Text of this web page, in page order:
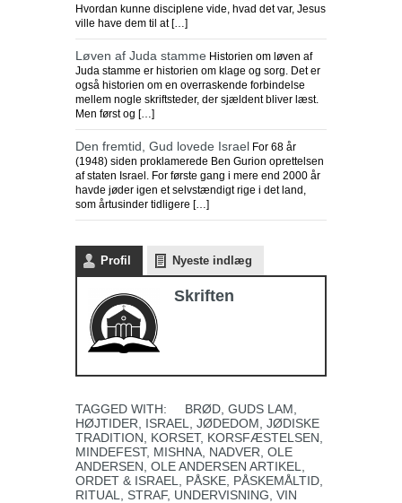
Hvordan kunne disciplene vide, hvad det var, Jesus
ville have dem til at […]
Løven af Juda stamme Historien om løven af
Juda stamme er historien om klage og sorg. Det er
også historien om en overraskende forbindelse
mellem nogle skriftsteder, der sjældent bliver læst.
Men først og […]
Den fremtid, Gud lovede Israel For 68 år
(1948) siden proklamerede Ben Gurion oprettelsen
af staten Israel. For første gang i mere end 2000 år
havde jøder igen et selvstændigt rige i det land,
som årtusinder tidligere […]
Profil Nyeste indlæg
Skriften
TAGGED WITH: BRØD GUDS LAM
HØJTIDER
ISRAEL JØDEDOM JØDISKE
TRADITION
KORSET, KORSFÆSTELSEN
MINDEFEST, MISHNA NADVER OLE
ANDERSEN OLE ANDERSEN ARTIKEL
ORDET & ISRAEL
PÅSKE PÅSKEMÅLTID
RITUAL
STRAF, UNDERVISNING VIN